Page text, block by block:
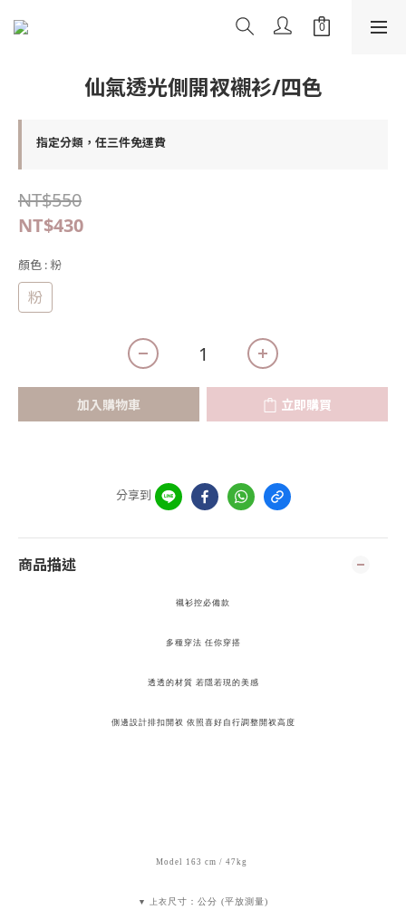
仙氣透光側開衩襯衫/四色
指定分類，任三件免運費
NT$550
NT$430
顏色 : 粉
粉
加入購物車 立即購買
分享到
商品描述
襯衫控必備款
多種穿法 任你穿搭
透透的材質 若隱若現的美感
側邊設計排扣開衩 依照喜好自行調整開衩高度
Model 163 cm / 47kg
▼ 上衣 尺寸：公分 (平放測量)